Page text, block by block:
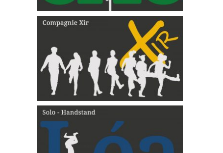
ENSEMBLES – Compagnie Xir
Léa Solo – Handstand